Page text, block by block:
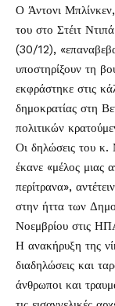
Ο Άντονι
του στο Στέιτ
(30/12),
υποστηρίξουν τη
εκφράστηκε στις
δημοκρατίας στη
πολιτικών
Οι δηλώσεις του κ.
έκανε «μέλος μιας
περίτρανα»,
στην ήττα των
Νοεμβρίου στις
Η ανακήρυξη της
διαδηλώσεις και
άνθρωποι και